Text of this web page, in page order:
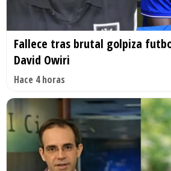
Fallece tras brutal golpiza
David Owiri
Hace 4 horas